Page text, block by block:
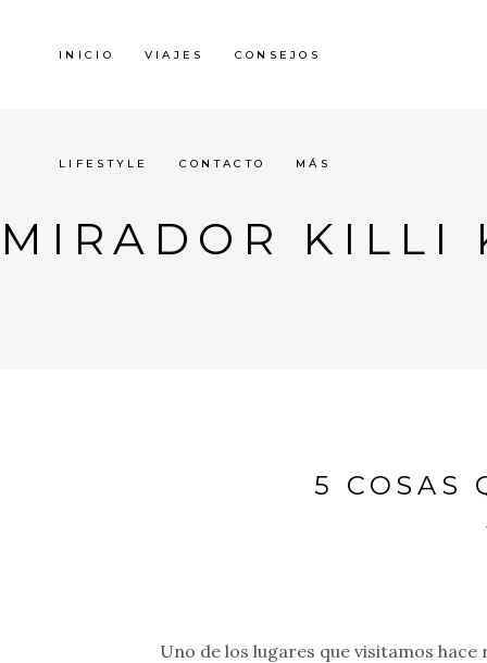
INICIO VIAJES CONSEJOS
LIFESTYLE CONTACTO MÁS
MIRADOR KILLI
5 COSAS
Uno de los lugares que visitamos